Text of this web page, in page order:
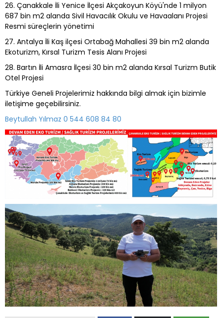
26. Çanakkale İli Yenice İlçesi Akçakoyun Köyü'nde 1 milyon
687 bin m2 alanda Sivil Havacılık Okulu ve Havaalanı Projesi
Resmi süreçlerin yönetimi
27. Antalya İli Kaş ilçesi Ortabağ Mahallesi 39 bin m2 alanda
Ekoturizm, Kırsal Turizm Tesis Alanı Projesi
28. Bartın İli Amasra İlçesi 30 bin m2 alanda Kırsal Turizm Butik
Otel Projesi
Türkiye Geneli Projelerimiz hakkında bilgi almak için bizimle
iletişime geçebilirsiniz.
Beytullah Yılmaz 0 544 608 84 80